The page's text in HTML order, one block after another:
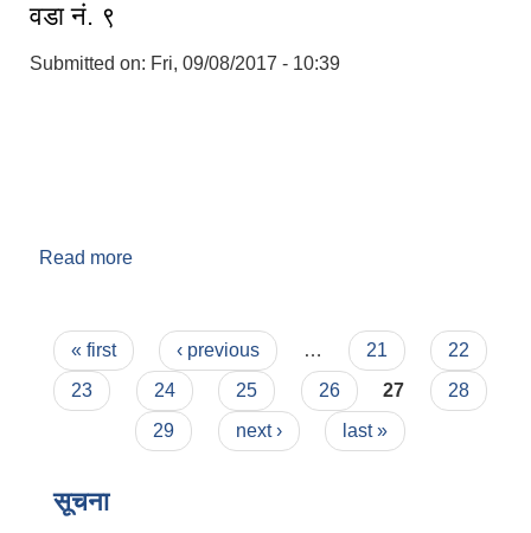
वडा नं. ९
Submitted on: Fri, 09/08/2017 - 10:39
Read more
Pages
« first ‹ previous … 21
22
23
24 25 26 27
28
29
next › last »
सूचना